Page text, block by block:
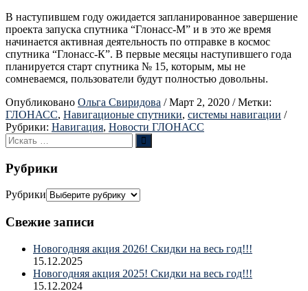
В наступившем году ожидается запланированное завершение
проекта запуска спутника “Глонасс-М” и в это же время
начинается активная деятельность по отправке в космос
спутника “Глонасс-К”. В первые месяцы наступившего года
планируется старт спутника № 15, которым, мы не
сомневаемся, пользователи будут полностью довольны.
Опубликовано Ольга Свиридова / Март 2, 2020 / Метки:
ГЛОНАСС, Навигационые спутники, системы навигации /
Рубрики: Навигация, Новости ГЛОНАСС
Рубрики
Рубрики
Свежие записи
Новогодняя акция 2026! Скидки на весь год!!!
15.12.2025
Новогодняя акция 2025! Скидки на весь год!!!
15.12.2024